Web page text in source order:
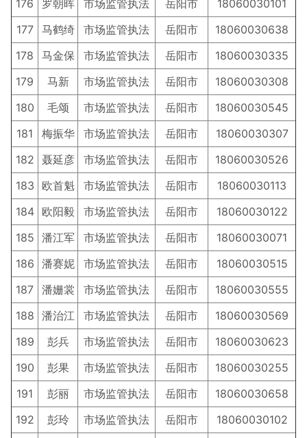
176 罗朝晖 市场监管执法 岳阳市
18060030101
177
马鹤绮 市场监管执法 岳阳市
18060030638
178
马金保 市场监管执法 岳阳市
18060030335
179
马新 市场监管执法 岳阳市
18060030308
180
毛颂 市场监管执法 岳阳市
18060030545
181
梅振华 市场监管执法 岳阳市
18060030307
182 聂延彦 市场监管执法 岳阳市
18060030526
183
欧首魁 市场监管执法 岳阳市
18060030113
184
欧阳毅 市场监管执法 岳阳市
18060030122
185 潘江军 市场监管执法 岳阳市
18060030071
186 潘赛妮 市场监管执法 岳阳市
18060030515
187 潘姗裳 市场监管执法 岳阳市
18060030555
188 潘治江 市场监管执法 岳阳市
18060030569
189
彭兵 市场监管执法 岳阳市
18060030623
190
彭果 市场监管执法 岳阳市
18060030255
191
彭丽 市场监管执法 岳阳市
18060030658
192
彭玲 市场监管执法 岳阳市
18060030102